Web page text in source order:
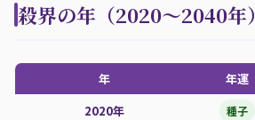
殺界の年（2020〜2040年）
年 年運
2020年
種子